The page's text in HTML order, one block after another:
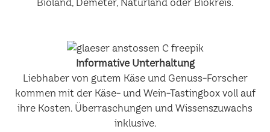
Bioland, Demeter, Naturland oder Biokreis.
Informative Unterhaltung
Liebhaber von gutem Käse und Genuss-Forscher
kommen mit der Käse- und Wein-Tastingbox voll auf
ihre Kosten. Überraschungen und Wissenszuwachs
inklusive.